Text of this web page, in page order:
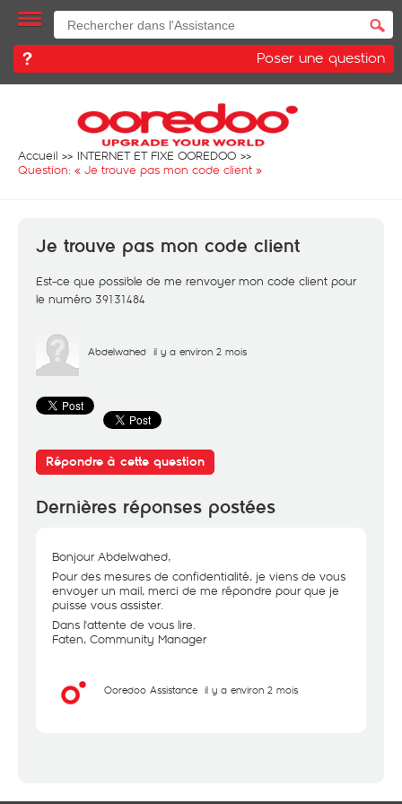
Poser une question
Accueil
INTERNET ET FIXE OOREDOO
Question: « Je trouve pas mon code client »
Je trouve pas mon code client
Est-ce que possible de me renvoyer mon code client pour
le numéro 39131484
Abdelwahed il y a environ 2 mois
Répondre à cette question
Dernières réponses postées
Bonjour Abdelwahed,
Pour des mesures de confidentialité, je viens de vous
envoyer un mail, merci de me répondre pour que je
puisse vous assister.
Dans l'attente de vous lire.
Faten, Community Manager
Ooredoo Assistance il y a environ 2 mois